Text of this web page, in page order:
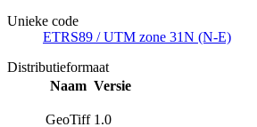
Unieke code
ETRS89 / UTM zone 31N (N-E)
Distributieformaat
Naam Versie
GeoTiff 1.0